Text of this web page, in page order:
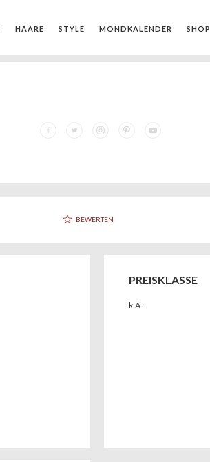
HAARE STYLE MONDKALENDER SHOP
BEWERTEN
PREISKLASSE
k.A.